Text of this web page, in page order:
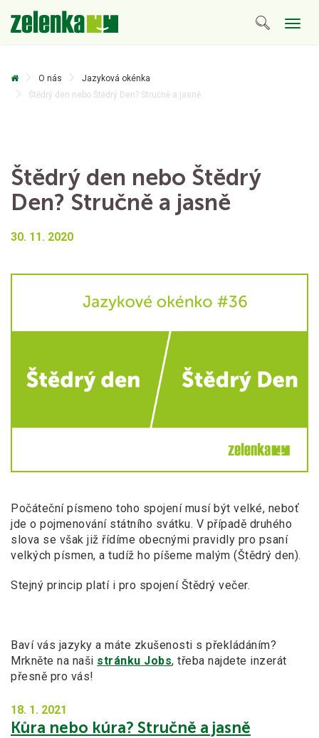
O nás
Jazyková okénka
Štědrý den nebo Štědrý Den? Stručně a jasně
Štědrý den nebo Štědrý
Den? Stručně a jasně
30. 11. 2020
Počáteční písmeno toho spojení musí být velké, neboť
jde o pojmenování státního svátku. V případě druhého
slova se však již řídíme obecnými pravidly pro psaní
velkých písmen, a tudíž ho píšeme malým (Štědrý den).
Stejný princip platí i pro spojení Štědrý večer.
Baví vás jazyky a máte zkušenosti s překládáním?
Mrkněte na naši stránku Jobs, třeba najdete inzerát
přesně pro vás!
18. 1. 2021
Kůra nebo kúra? Stručně a jasně